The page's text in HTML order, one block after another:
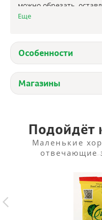
можно обрезать,
тогда через 1-1,5
поверхности почвы,
увлажняют из
гранулу оболочка
накрывают стеклом
влажности до полных
обеспечить
Еще
Особенности
Магазины
Подойдёт
Маленькие
отвечающие